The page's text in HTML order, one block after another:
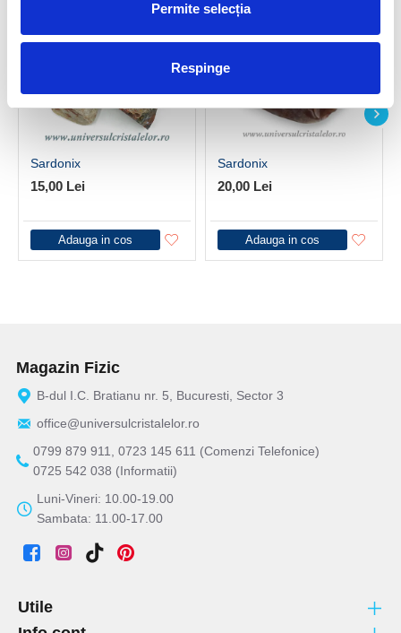
Permite selecția
Respinge
Sardonix
15,00 Lei
Adauga in cos
Sardonix
20,00 Lei
Adauga in cos
Magazin Fizic
B-dul I.C. Bratianu nr. 5, Bucuresti, Sector 3
office@universulcristalelor.ro
0799 879 911, 0723 145 611 (Comenzi Telefonice)
0725 542 038 (Informatii)
Luni-Vineri: 10.00-19.00
Sambata: 11.00-17.00
Utile